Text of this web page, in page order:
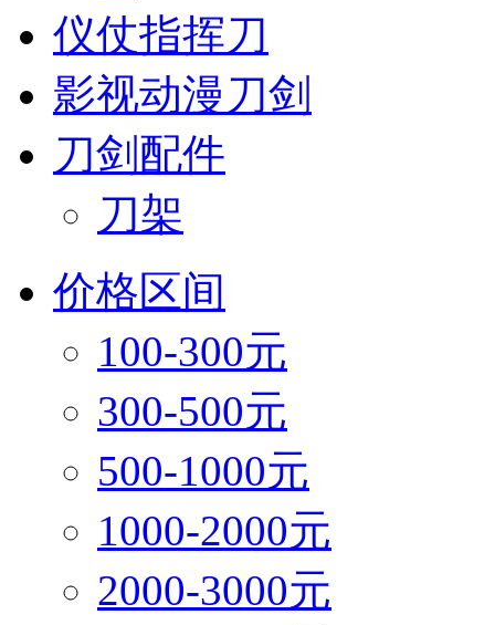
仪仗指挥刀
影视动漫刀剑
刀剑配件
刀架
价格区间
100-300元
300-500元
500-1000元
1000-2000元
2000-3000元